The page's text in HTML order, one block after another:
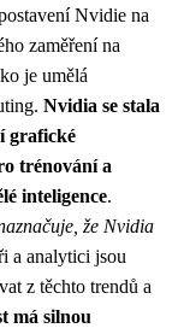
Nvidie na
zaměření na
je umělá
Nvidia se stala
grafické
trénování a
inteligence.
že Nvidia
a analytici jsou
z těchto trendů a
má silnou